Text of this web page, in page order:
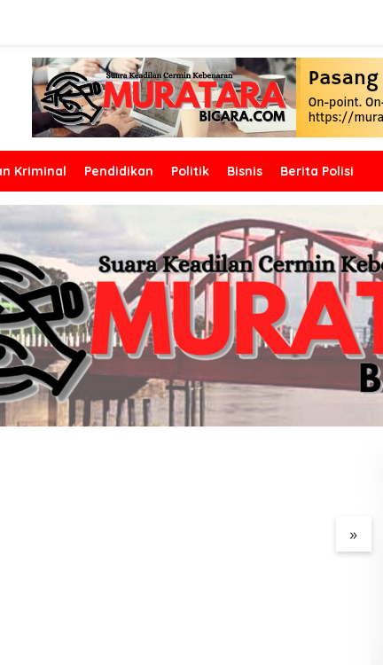
Kriminal Pendidikan Politik Bisnis Berita Polisi
Pemkab Musi Rawas Utara
Jakarta
»
gelar
Semarak HUT RI ke-81,